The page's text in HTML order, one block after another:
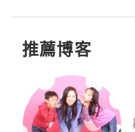
推薦博客